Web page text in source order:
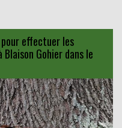
effectuer les
Gohier dans le